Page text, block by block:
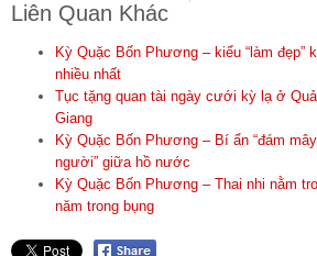
Liên Quan Khác
Kỳ Quặc Bốn Phương – kiểu “làm đẹp”
nhiều nhất
Tục tặng quan tài ngày cưới kỳ lạ ở
Giang
Kỳ Quặc Bốn Phương – Bí ẩn “đám
người” giữa hồ nước
Kỳ Quặc Bốn Phương – Thai nhi nằm
năm trong bụng